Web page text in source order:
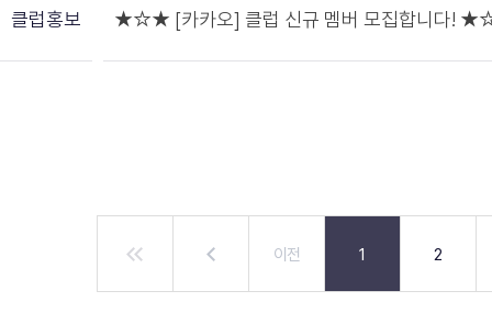
클럽홍보 ★☆★ [카카오] 클럽 신규 멤버 모집합니다!
이전 1 2